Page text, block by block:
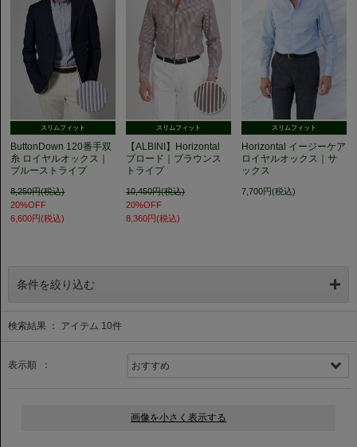
スリムフィット
ButtonDown 120番手双
糸 ロイヤルオックス｜
ブルーストライプ
8,250円(税込)
20%OFF
6,600円(税込)
スリムフィット
【ALBINI】Horizontal
ブロード｜ブラウンス
トライプ
10,450円(税込)
20%OFF
8,360円(税込)
スリムフィット
Horizontal イージーケア
ロイヤルオックス｜サ
ックス
7,700円(税込)
条件を絞り込む
検索結果 ： アイテム 10件
表示順 ：